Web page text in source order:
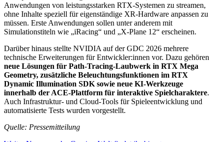
Anwendungen von leistungsstarken RTX-Systemen zu streamen,
ohne Inhalte speziell für eigenständige XR-Hardware anpassen zu
müssen. Erste Anwendungen sollen unter anderem mit
Simulationstiteln wie „iRacing“ und „X-Plane 12“ erscheinen.
Darüber hinaus stellte NVIDIA auf der GDC 2026 mehrere
technische Erweiterungen für Entwickler:innen vor. Dazu gehören
neue Lösungen für Path-Tracing-Laubwerk in RTX Mega
Geometry, zusätzliche Beleuchtungsfunktionen im RTX
Dynamic Illumination SDK sowie neue KI-Werkzeuge
innerhalb der ACE-Plattform für interaktive Spielcharaktere.
Auch Infrastruktur- und Cloud-Tools für Spieleentwicklung und
automatisierte Tests wurden vorgestellt.
Quelle: Pressemitteilung